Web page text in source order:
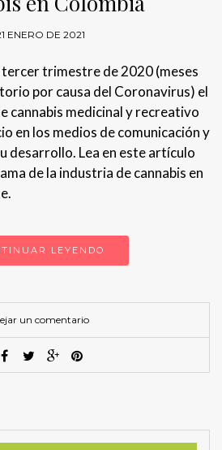
ENERO DE 2021
trimestre de 2020 (meses
por causa del Coronavirus) el
cannabis medicinal y recreativo
en los medios de comunicación y
desarrollo. Lea en este artículo
de la industria de cannabis en
LEYENDO
un comentario